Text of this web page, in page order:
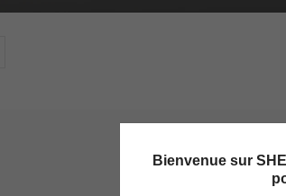
Bienvenue sur